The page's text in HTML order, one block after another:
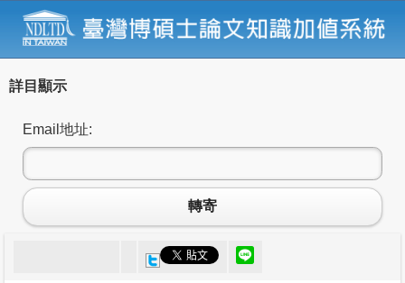
詳目顯示
Email地址:
轉寄